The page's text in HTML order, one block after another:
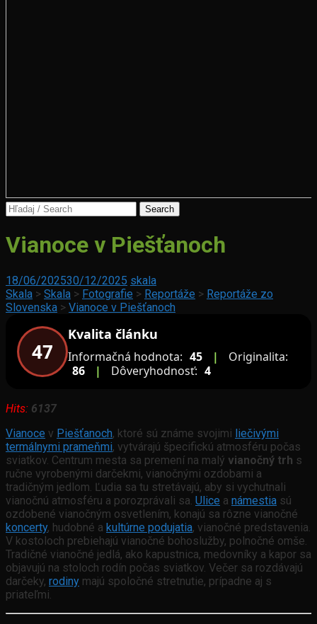
Search
N-
rozmerný
–
svet,
ktorého
súčasťou
Vianoce v Piešťanoch
Slovensko
–
krajina
srdci
Európy
18/06/202530/12/2025 skala
Skala > Skala > Fotografie > Reportáže > Reportáže zo
Slovenska > Vianoce v Piešťanoch
47
Kvalita článku
Informačná hodnota: 45 |
Originalita:
86
| Dôveryhodnosť: 4
Hits: 6137
Vianoce v Piešťanoch, ktoré sú známe svojimi liečivými
termálnymi prameňmi, vytvárajú špecifickú atmosféru počas
sviatkov. Centrum mesta sa premení na malý vianočný trh s
ručne vyrobenými darčekmi, vianočnými ozdobami a
tradičným jedlom. Ľudia sa tu stretávajú, aby si vychutnali
vianočnú atmosféru a porozprávali sa. Ulice a námestia sú
ozdobené vianočným osvetlením, konajú sa rôzne vianočné
koncerty, hudobné a kultúrne podujatia, vianočné predstavenia.
V kostoloch prebiehajú vianočné bohoslužby, polnočné omše.
Tradičné vianočné jedlá, ako kapustnica, medovníky a kapor sa
objavujú na stoloch rodín počas sviatkov. Večer sa rozdávajú
darčeky, rodiny majú spoločné stretnutie, prípadne aj s
priateľmi.